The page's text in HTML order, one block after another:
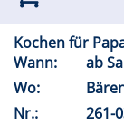
Kochen für
Wann:
ab
Wo:
Nr.:
261-